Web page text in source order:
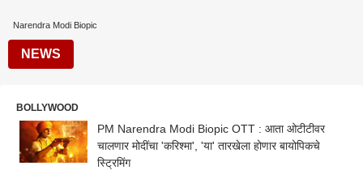
Narendra Modi Biopic
NEWS
BOLLYWOOD
PM Narendra Modi Biopic OTT : आता ओटीटीवर
चालणार मोदींचा 'करिश्मा', 'या' तारखेला होणार बायोपिकचे
स्ट्रिमिंग